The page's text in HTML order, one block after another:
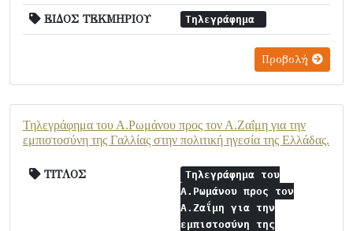
ΕΙΔΟΣ ΤΕΚΜΗΡΙΟΥ Τηλεγράφημα
Προβολή
Τηλεγράφημα του Α.Ρωμάνου προς τον Α.Ζαΐμη για την
εμπιστοσύνη της Γαλλίας στην πολιτική ηγεσία της Ελλάδας.
ΤΙΤΛΟΣ
Τηλεγράφημα του
Α.Ρωμάνου προς τον
Α.Ζαΐμη για την
εμπιστοσύνη της